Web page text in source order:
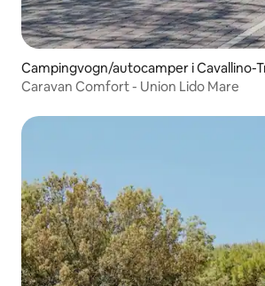
Campingvogn/autocamper i Cavallino-
Caravan Comfort - Union Lido Mare